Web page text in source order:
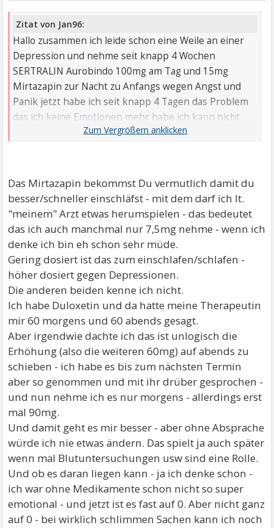
Zitat von Jan96:
Hallo zusammen ich leide schon eine Weile an einer
Depression und nehme seit knapp 4 Wochen
SERTRALIN Aurobindo 100mg am Tag und 15mg
Mirtazapin zur Nacht zu Anfangs wegen Angst und
Panik jetzt habe ich seit knapp 4 Tagen das Problem
das ich keine Emotionen mehr habe ich kann nicht
mehr weinen oder mich Freuen morgens ist es am
immer darum kreisen was wenn es nie mehr wird wie
vorher hat jemand ähnliche Erfahrungen kann das mit
den Medikamenten zusammenhängen?!
Bald gehe ich in eine Tagesklinik ich hoffe das es dann
irgendwann besser wird ich bin am Überlegen ob ich
die Medikamente einfach aufhöre zu nehmen!
Kann mir jemand helfen?
Das Mirtazapin bekommst Du vermutlich damit du
besser/schneller einschläfst - mit dem darf ich lt.
"meinem" Arzt etwas herumspielen - das bedeutet
das ich auch manchmal nur 7,5mg nehme - wenn ich
denke ich bin eh schon sehr müde.
Gering dosiert ist das zum einschlafen/schlafen -
höher dosiert gegen Depressionen.
Die anderen beiden kenne ich nicht.
Ich habe Duloxetin und da hatte meine Therapeutin
mir 60 morgens und 60 abends gesagt.
Aber irgendwie dachte ich das ist unlogisch die
Erhöhung (also die weiteren 60mg) auf abends zu
schieben - ich habe es bis zum nächsten Termin
aber so genommen und mit ihr drüber gesprochen -
und nun nehme ich es nur morgens - allerdings erst
mal 90mg.
Und damit geht es mir besser - aber ohne Absprache
würde ich nie etwas ändern. Das spielt ja auch später
wenn mal Blutuntersuchungen usw sind eine Rolle.
Und ob es daran liegen kann - ja ich denke schon -
ich war ohne Medikamente schon nicht so super
emotional - und jetzt ist es fast auf 0. Aber nicht ganz
auf 0 - bei wirklich schlimmen Sachen kann ich noch